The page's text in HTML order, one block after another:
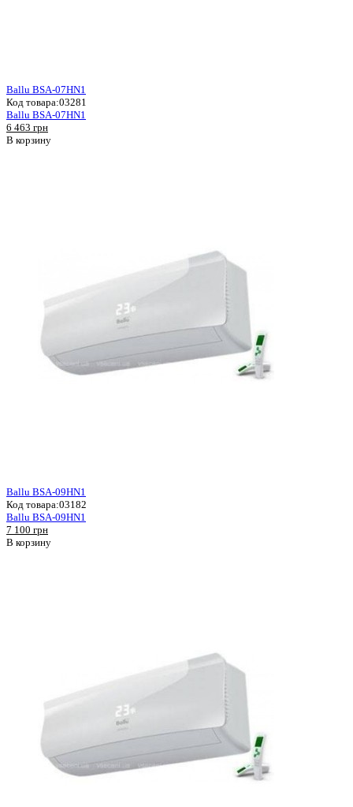
Ballu BSA-07HN1
Код товара:03281
Ballu BSA-07HN1
6 463 грн
В корзину
Ballu BSA-09HN1
Код товара:03182
Ballu BSA-09HN1
7 100 грн
В корзину